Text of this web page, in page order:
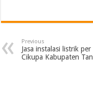
Previous
Jasa instalasi listrik
Cikupa Kabupaten